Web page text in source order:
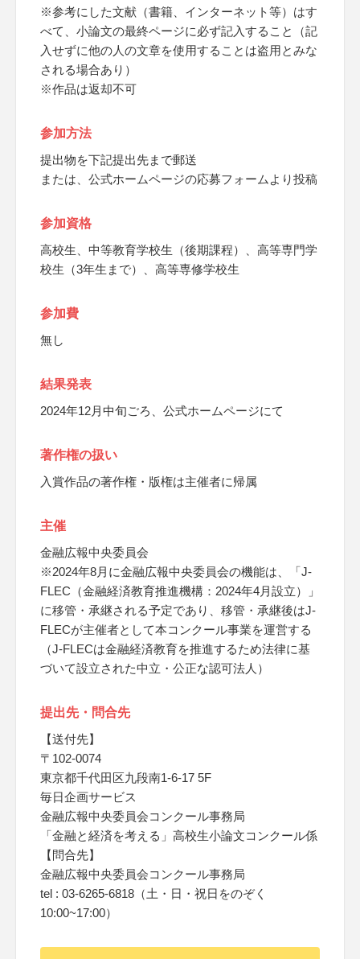
※参考にした文献（書籍、インターネット等）はす
べて、小論文の最終ページに必ず記入すること（記
入せずに他の人の文章を使用することは盗用とみな
される場合あり）
※作品は返却不可
参加方法
提出物を下記提出先まで郵送
または、公式ホームページの応募フォームより投稿
参加資格
高校生、中等教育学校生（後期課程）、高等専門学
校生（3年生まで）、高等専修学校生
参加費
無し
結果発表
2024年12月中旬ごろ、公式ホームページにて
著作権の扱い
入賞作品の著作権・版権は主催者に帰属
主催
金融広報中央委員会
※2024年8月に金融広報中央委員会の機能は、「J-
FLEC（金融経済教育推進機構：2024年4月設立）」
に移管・承継される予定であり、移管・承継後はJ-
FLECが主催者として本コンクール事業を運営する
（J-FLECは金融経済教育を推進するため法律に基
づいて設立された中立・公正な認可法人）
提出先・問合先
【送付先】
〒102-0074
東京都千代田区九段南1-6-17 5F
毎日企画サービス
金融広報中央委員会コンクール事務局
「金融と経済を考える」高校生小論文コンクール係
【問合先】
金融広報中央委員会コンクール事務局
tel : 03-6265-6818（土・日・祝日をのぞく
10:00~17:00）